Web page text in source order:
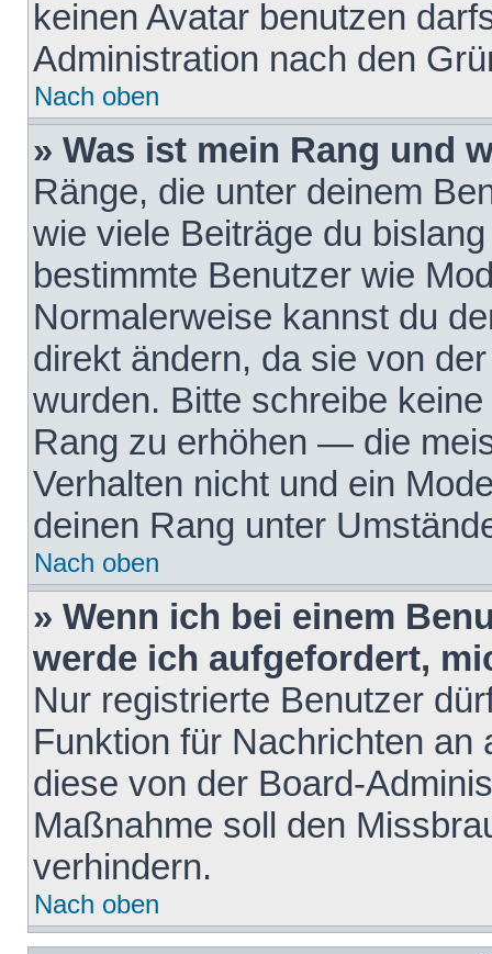
keinen Avatar benutzen
Administration nach den
Nach oben
» Was ist mein Rang und
Ränge, die unter deinem
wie viele Beiträge du
bestimmte Benutzer wie
Normalerweise kannst du
direkt ändern, da sie von
wurden. Bitte schreibe
Rang zu erhöhen — die
Verhalten nicht und ein
deinen Rang unter
Nach oben
» Wenn ich bei einem
werde ich aufgefordert,
Nur registrierte Benutzer
Funktion für Nachrichten
diese von der Board-
Maßnahme soll den
verhindern.
Nach oben